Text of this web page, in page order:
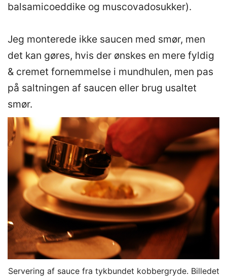
balsamicoeddike og muscovadosukker).
Jeg monterede ikke saucen med smør, men
det kan gøres, hvis der ønskes en mere fyldig
& cremet fornemmelse i mundhulen, men pas
på saltningen af saucen eller brug usaltet
smør.
Servering af sauce fra tykbundet kobbergryde. Billedet